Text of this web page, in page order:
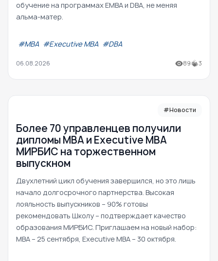
обучение на программах EMBA и DBA, не меняя
альма-матер.
#МВА #Executive MBA #DBA
06.08.2026 89 3
#Новости
Более 70 управленцев получили
дипломы MBA и Executive MBA
МИРБИС на торжественном
выпускном
Двухлетний цикл обучения завершился, но это лишь
начало долгосрочного партнерства. Высокая
лояльность выпускников – 90% готовы
рекомендовать Школу – подтверждает качество
образования МИРБИС. Приглашаем на новый набор:
MBA – 25 сентября, Executive MBA – 30 октября.